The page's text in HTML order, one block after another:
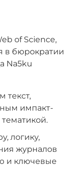
of Science,
в бюрократии
Na5ku
текст,
импакт-
логику,
журналов
и ключевые